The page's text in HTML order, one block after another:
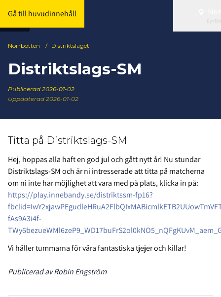
Gå till huvudinnehåll
Byt
Norrbotten / Distriktslaget
Distriktslags-SM
Publicerad 2026-01-02
Uppdaterad 2026-01-02
Titta på Distriktslags-SM
Hej, hoppas alla haft en god jul och gått nytt år! Nu stundar
Distriktslags-SM och är ni intresserade att titta på matcherna
om ni inte har möjlighet att vara med på plats, klicka in på:
https://play.innebandy.se/distriktssm-fp16?
fAs9A3i4f-
Vi håller tummarna för våra fantastiska tjejer och killar!
Publicerad av Robin Engström